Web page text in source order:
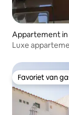
Appartement in
Luxe
Favoriet van
Favoriet van